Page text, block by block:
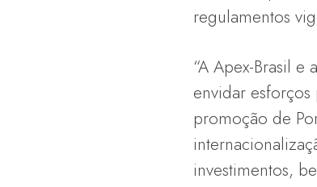
regulamentos
“A Apex-Brasil
envidar
promoção de
investimentos,